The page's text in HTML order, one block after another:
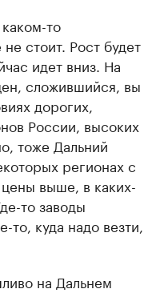
то
стоит. Рост будет
идет вниз. На
сложившийся, вы
дорогих,
России, высоких
тоже Дальний
регионах с
выше, в каких-
то заводы
то, куда надо везти,
на Дальнем